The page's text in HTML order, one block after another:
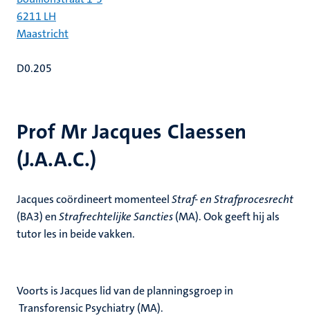
Prof Mr Jacques Claessen
(J.A.A.C.)
Jacques coördineert momenteelStraf- en Strafprocesrecht
(BA3) enStrafrechtelijke Sancties(MA). Ook geeft hij als
tutor les in beide vakken.
Voorts is Jacques lid van de planningsgroep in
Transforensic Psychiatry (MA).
6211 LH
Maastricht
D0.205